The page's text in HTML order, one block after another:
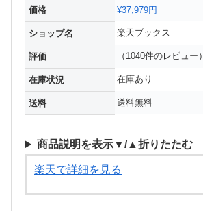
価格 ¥37,979円
ショップ名 楽天ブックス
評価 （1040件のレビュー）
在庫状況 在庫あり
送料 送料無料
商品説明を表示▼/▲折りたたむ
楽天で詳細を見る